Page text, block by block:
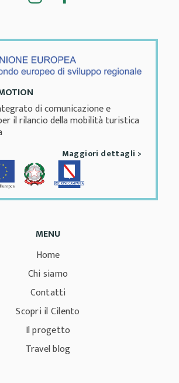
di comunicazione e
il rilancio della mobilità turistica
Maggiori dettagli >
MENU
Home
Chi siamo
Contatti
Scopri il Cilento
Il progetto
Travel blog